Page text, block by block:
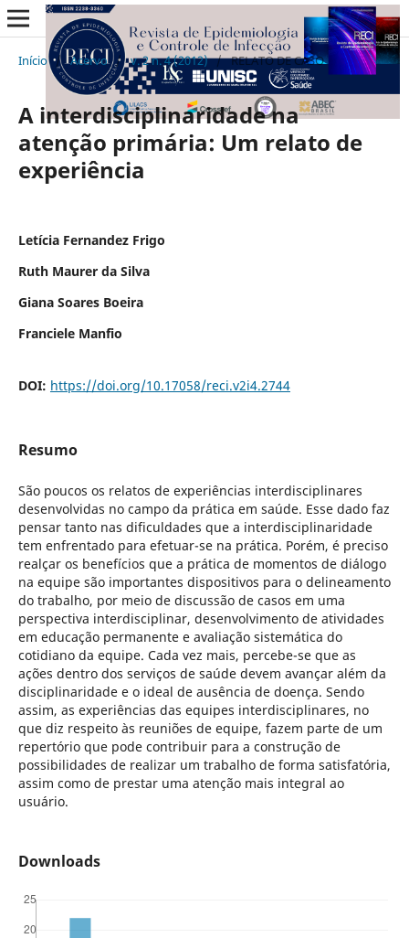
Início / Acervo / v. 2 n. 4 (2012) / RELATO DE CASO
A interdisciplinaridade na
atenção primária: Um relato de
experiência
Letícia Fernandez Frigo
Ruth Maurer da Silva
Giana Soares Boeira
Franciele Manfio
DOI: https://doi.org/10.17058/reci.v2i4.2744
Resumo
São poucos os relatos de experiências interdisciplinares
desenvolvidas no campo da prática em saúde. Esse dado faz
pensar tanto nas dificuldades que a interdisciplinaridade
tem enfrentado para efetuar-se na prática. Porém, é preciso
realçar os benefícios que a prática de momentos de diálogo
na equipe são importantes dispositivos para o delineamento
do trabalho, por meio de discussão de casos em uma
perspectiva interdisciplinar, desenvolvimento de atividades
em educação permanente e avaliação sistemática do
cotidiano da equipe. Cada vez mais, percebe-se que as
ações dentro dos serviços de saúde devem avançar além da
disciplinaridade e o ideal de ausência de doença. Sendo
assim, as experiências das equipes interdisciplinares, no
que diz respeito às reuniões de equipe, fazem parte de um
repertório que pode contribuir para a construção de
possibilidades de realizar um trabalho de forma satisfatória,
assim como de prestar uma atenção mais integral ao
usuário.
Downloads